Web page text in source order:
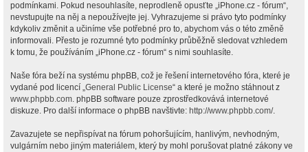
podmínkami. Pokud nesouhlasíte, neprodleně opusťte „iPhone.cz - fórum“,
nevstupujte na něj a nepoužívejte jej. Vyhrazujeme si právo tyto podmínky
kdykoliv změnit a učiníme vše potřebné pro to, abychom vás o této změně
informovali. Přesto je rozumné tyto podmínky průběžně sledovat vzhledem
k tomu, že používáním „iPhone.cz - fórum“ s nimi souhlasíte.
Naše fóra beží na systému phpBB, což je řešení internetového fóra, které je
vydané pod licencí „General Public License“ a které je možno stáhnout z
www.phpbb.com. phpBB software pouze zprostředkovává internetové
diskuze. Pro další informace o phpBB navštivte: http://www.phpbb.com/.
Zavazujete se nepřispívat na fórum pohoršujícím, hanlivým, nevhodným,
vulgárním nebo jiným materiálem, který by mohl porušovat platné zákony ve